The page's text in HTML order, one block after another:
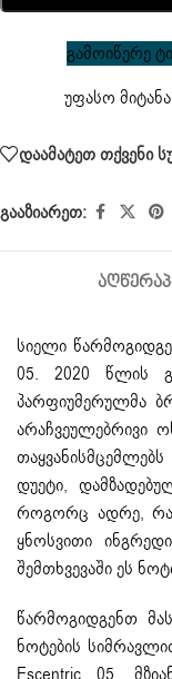
გამოიწერე
უფასო
დაამატეთ თქვენი
გააზიარეთ:
ᲐᲦᲬᲔᲠᲐ
სიელი
05. 2020 წლის
პარფიუმერულმა
არაჩვეულებრივი
დუეტი,
როგორც ადრე,
ყნოსვითი
შემთხვევაში ეს
წარმოგიდგენთ
ნოტების